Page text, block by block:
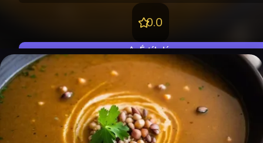
0.0
Értékelés